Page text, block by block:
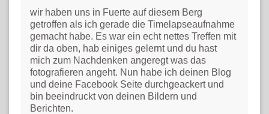
wir haben uns in Fuerte auf diesem Berg
getroffen als ich gerade die Timelapseaufnahme
gemacht habe. Es war ein echt nettes Treffen mit
dir da oben, hab einiges gelernt und du hast
mich zum Nachdenken angeregt was das
fotografieren angeht. Nun habe ich deinen Blog
und deine Facebook Seite durchgeackert und
bin beeindruckt von deinen Bildern und
Berichten.